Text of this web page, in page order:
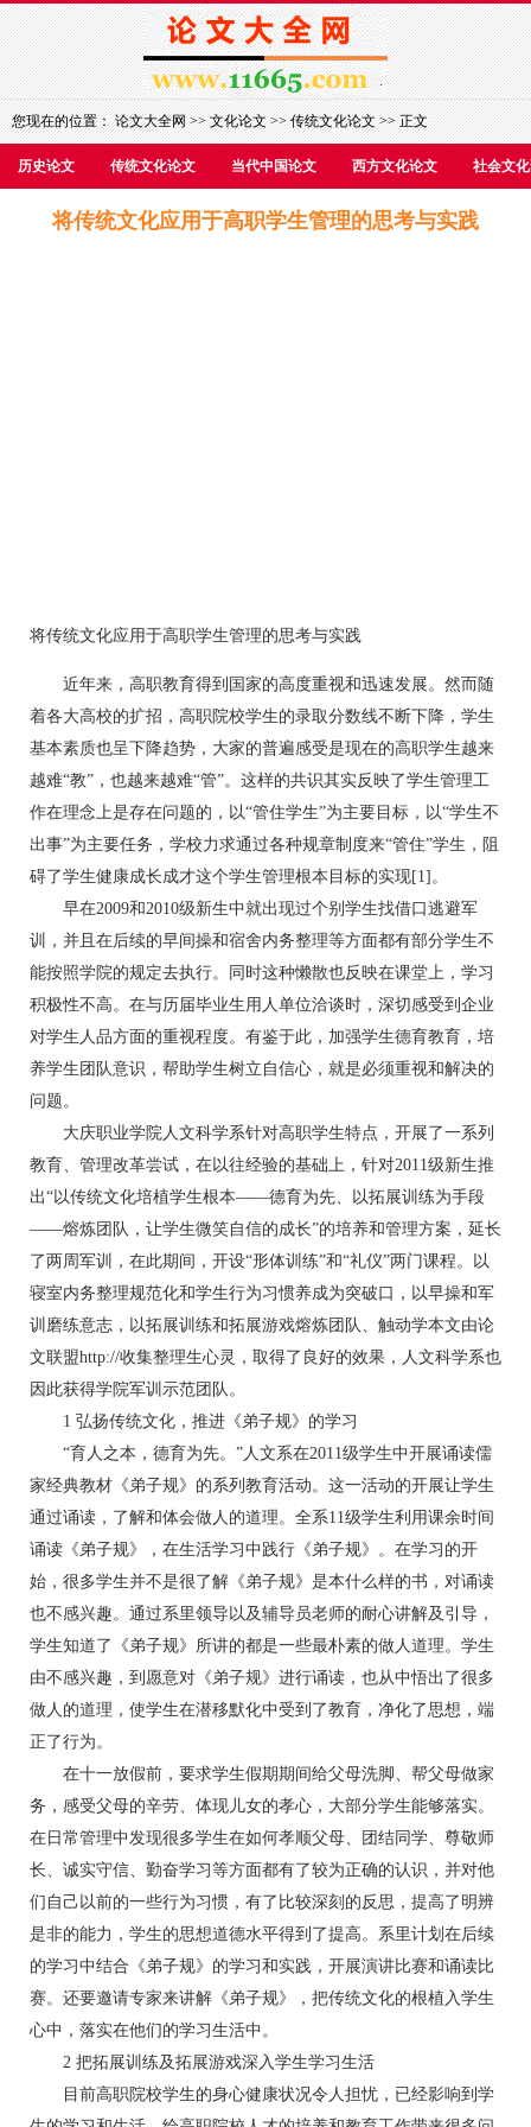
您现在的位置：论文大全网>>文化论文>>传统文化论文>> 正文
历史论文 传统文化论文 当代中国论文 西方文化论文 社会文
将传统文化应用于高职学生管理的思考与实践
将传统文化应用于高职学生管理的思考与实践
近年来，高职教育得到国家的高度重视和迅速发展。然而随
着各大高校的扩招，高职院校学生的录取分数线不断下降，学生
基本素质也呈下降趋势，大家的普遍感受是现在的高职学生越来
越难“教”，也越来越难“管”。这样的共识其实反映了学生管理工
作在理念上是存在问题的，以“管住学生”为主要目标，以“学生不
出事”为主要任务，学校力求通过各种规章制度来“管住”学生，阻
碍了学生健康成长成才这个学生管理根本目标的实现[1]。
早在2009和2010级新生中就出现过个别学生找借口逃避军
训，并且在后续的早间操和宿舍内务整理等方面都有部分学生不
能按照学院的规定去执行。同时这种懒散也反映在课堂上，学习
积极性不高。在与历届毕业生用人单位洽谈时，深切感受到企业
对学生人品方面的重视程度。有鉴于此，加强学生德育教育，培
养学生团队意识，帮助学生树立自信心，就是必须重视和解决的
问题。
大庆职业学院人文科学系针对高职学生特点，开展了一系列
教育、管理改革尝试，在以往经验的基础上，针对2011级新生推
出“以传统文化培植学生根本——德育为先、以拓展训练为手段
——熔炼团队，让学生微笑自信的成长”的培养和管理方案，延长
了两周军训，在此期间，开设“形体训练”和“礼仪”两门课程。以
寝室内务整理规范化和学生行为习惯养成为突破口，以早操和军
训磨练意志，以拓展训练和拓展游戏熔炼团队、触动学本文由论
文联盟http://收集整理生心灵，取得了良好的效果，人文科学系也
因此获得学院军训示范团队。
1 弘扬传统文化，推进《弟子规》的学习
“育人之本，德育为先。”人文系在2011级学生中开展诵读儒
家经典教材《弟子规》的系列教育活动。这一活动的开展让学生
通过诵读，了解和体会做人的道理。全系11级学生利用课余时间
诵读《弟子规》，在生活学习中践行《弟子规》。在学习的开
始，很多学生并不是很了解《弟子规》是本什么样的书，对诵读
也不感兴趣。通过系里领导以及辅导员老师的耐心讲解及引导，
学生知道了《弟子规》所讲的都是一些最朴素的做人道理。学生
由不感兴趣，到愿意对《弟子规》进行诵读，也从中悟出了很多
做人的道理，使学生在潜移默化中受到了教育，净化了思想，端
正了行为。
在十一放假前，要求学生假期期间给父母洗脚、帮父母做家
务，感受父母的辛劳、体现儿女的孝心，大部分学生能够落实。
在日常管理中发现很多学生在如何孝顺父母、团结同学、尊敬师
长、诚实守信、勤奋学习等方面都有了较为正确的认识，并对他
们自己以前的一些行为习惯，有了比较深刻的反思，提高了明辨
是非的能力，学生的思想道德水平得到了提高。系里计划在后续
的学习中结合《弟子规》的学习和实践，开展演讲比赛和诵读比
赛。还要邀请专家来讲解《弟子规》，把传统文化的根植入学生
心中，落实在他们的学习生活中。
2 把拓展训练及拓展游戏深入学生学习生活
目前高职院校学生的身心健康状况令人担忧，已经影响到学